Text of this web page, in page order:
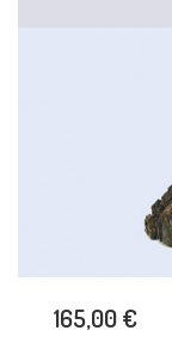
165,00 €